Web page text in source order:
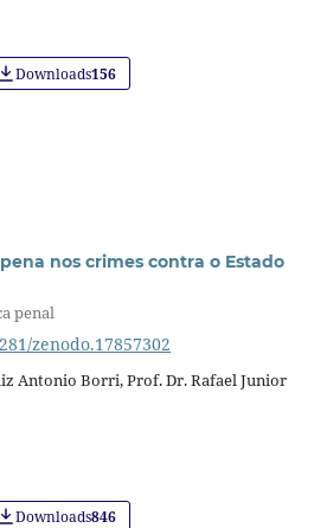
Downloads156
nos crimes contra o Estado
penal
zenodo.17857302
Antonio Borri, Prof. Dr. Rafael Junior
Downloads846